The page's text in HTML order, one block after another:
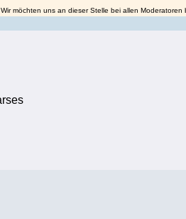
Wir möchten uns an dieser Stelle bei allen